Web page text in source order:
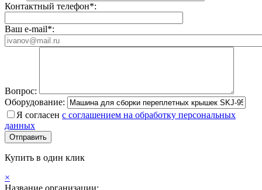
Контактный телефон*:
Ваш e-mail*:
Вопрос:
Оборудование:
Я согласен с соглашением на обработку персональных
данных
Купить в один клик
×
Название организации: